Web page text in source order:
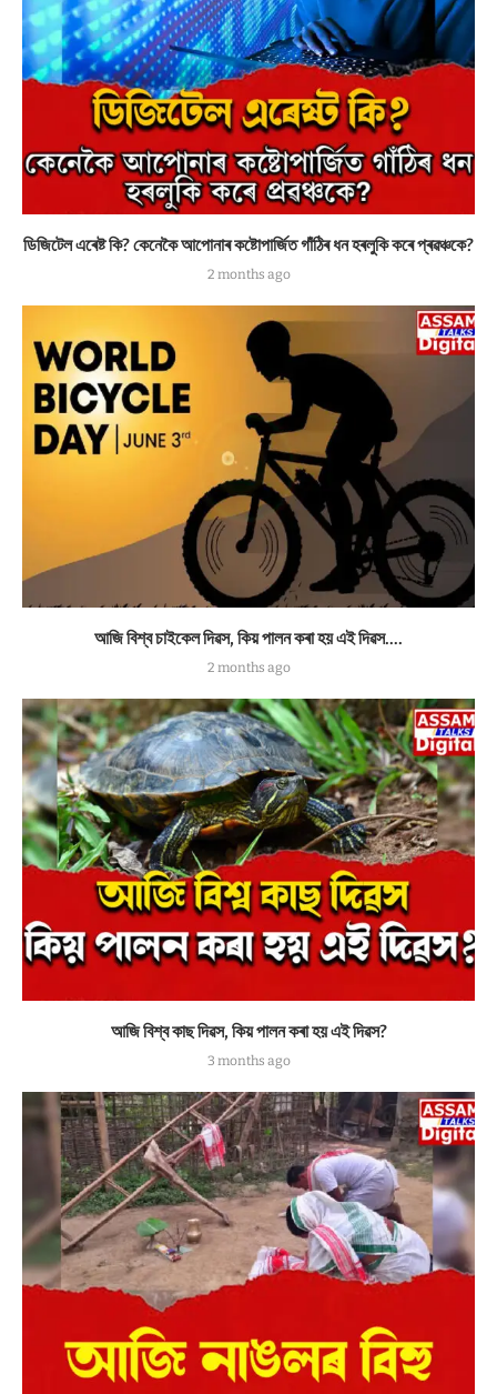
ডিজিটেল এৰেষ্ট কি? কেনেকৈ আপোনাৰ কষ্টোপাৰ্জিত গাঁঠিৰ ধন হৰলুকি কৰে প্ৰৱঞ্চকে?
2 months ago
আজি বিশ্ব চাইকেল দিৱস, কিয় পালন কৰা হয় এই দিৱস….
2 months ago
আজি বিশ্ব কাছ দিৱস, কিয় পালন কৰা হয় এই দিৱস?
3 months ago